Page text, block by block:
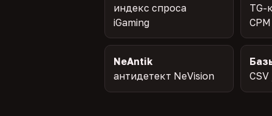
индекс спроса
iGaming
TG-
CPM
NeAntik
антидетект NeVision